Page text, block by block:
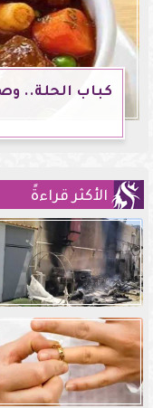
كباب الحلة..
الأكثر قراءةً